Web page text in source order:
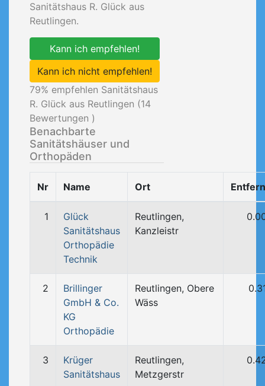
Sanitätshaus R. Glück aus
Reutlingen.
Kann ich empfehlen!
Kann ich nicht empfehlen!
79% empfehlen Sanitätshaus
R. Glück aus Reutlingen (14
Bewertungen )
Benachbarte
Sanitätshäuser und
Orthopäden
Nr Name Ort
1
Glück
Sanitätshaus
Orthopädie
Technik
Reutlingen,
Kanzleistr
2
Brillinger
GmbH & Co.
KG
Orthopädie
Reutlingen, Obere
Wäss
3
Krüger
Sanitätshaus
Reutlingen,
Metzgerstr